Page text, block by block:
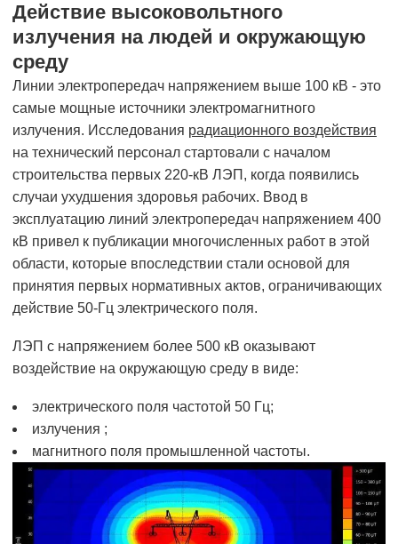
Действие высоковольтного
излучения на людей и окружающую
среду
Линии электропередач напряжением выше 100 кВ - это
самые мощные источники электромагнитного
излучения. Исследования радиационного воздействия
на технический персонал стартовали с началом
строительства первых 220-кВ ЛЭП, когда появились
случаи ухудшения здоровья рабочих. Ввод в
эксплуатацию линий электропередач напряжением 400
кВ привел к публикации многочисленных работ в этой
области, которые впоследствии стали основой для
принятия первых нормативных актов, ограничивающих
действие 50-Гц электрического поля.
ЛЭП с напряжением более 500 кВ оказывают
воздействие на окружающую среду в виде:
электрического поля частотой 50 Гц;
излучения ;
магнитного поля промышленной частоты.